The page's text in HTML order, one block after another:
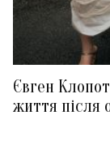
Євген
життя після